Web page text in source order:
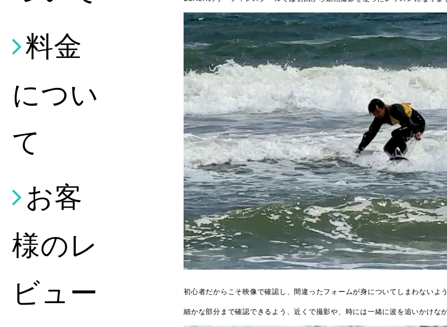
料金
につい
て
お客
様のレ
ビュー
初心者だからこそ映像で確認し、間違ったフォームが身についてしまわないよ
細かな部分まで確認できるよう、近くで撮影や、時には一緒に波を追いかけな